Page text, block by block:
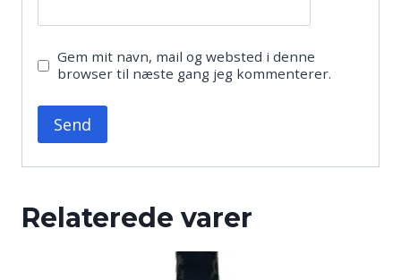
Gem mit navn, mail og websted i denne
browser til næste gang jeg kommenterer.
Relaterede varer